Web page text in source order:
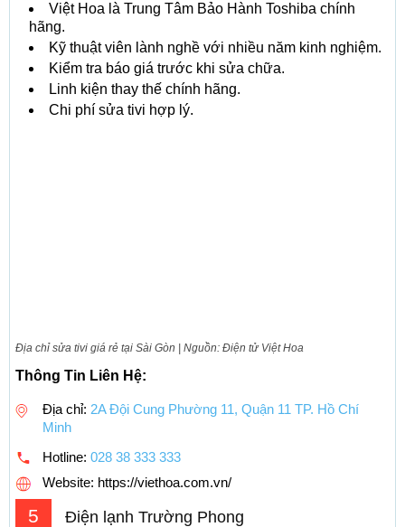
Việt Hoa là Trung Tâm Bảo Hành Toshiba chính
hãng.
Kỹ thuật viên lành nghề với nhiều năm kinh nghiệm.
Kiểm tra báo giá trước khi sửa chữa.
Linh kiện thay thế chính hãng.
Chi phí sửa tivi hợp lý.
Địa chỉ sửa tivi giá rẻ tại Sài Gòn | Nguồn: Điện tử Việt Hoa
Thông Tin Liên Hệ:
Địa chỉ: 2A Đội Cung Phường 11, Quận 11 TP. Hồ Chí
Minh
Hotline: 028 38 333 333
Website: https://viethoa.com.vn/
5 Điện lạnh Trường Phong